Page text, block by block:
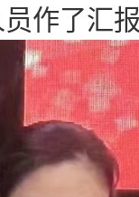
作了汇